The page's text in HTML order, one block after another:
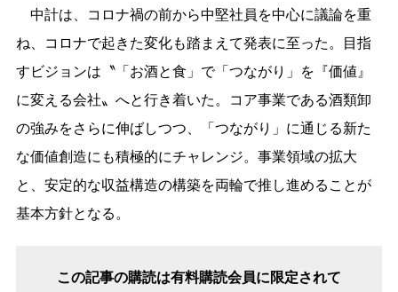
中計は、コロナ禍の前から中堅社員を中心に議論を重
ね、コロナで起きた変化も踏まえて発表に至った。目指
すビジョンは〝「お酒と食」で「つながり」を『価値』
に変える会社〟へと行き着いた。コア事業である酒類卸
の強みをさらに伸ばしつつ、「つながり」に通じる新た
な価値創造にも積極的にチャレンジ。事業領域の拡大
と、安定的な収益構造の構築を両輪で推し進めることが
基本方針となる。
この記事の購読は有料購読会員に限定されて